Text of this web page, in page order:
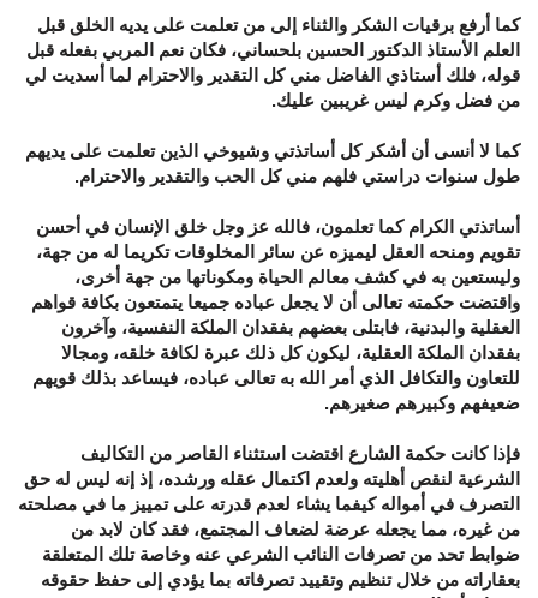
كما أرفع برقيات الشكر والثناء إلى من تعلمت على يديه الخلق قبل
العلم الأستاذ الدكتور الحسين بلحساني، فكان نعم المربي بفعله قبل
قوله، فلك أستاذي الفاضل مني كل التقدير والاحترام لما أسديت لي
من فضل وكرم ليس غريبين عليك.
كما لا أنسى أن أشكر كل أساتذتي وشيوخي الذين تعلمت على يديهم
طول سنوات دراستي فلهم مني كل الحب والتقدير والاحترام.
أساتذتي الكرام كما تعلمون، فالله عز وجل خلق الإنسان في أحسن
تقويم ومنحه العقل ليميزه عن سائر المخلوقات تكريما له من جهة،
وليستعين به في كشف معالم الحياة ومكوناتها من جهة أخرى،
واقتضت حكمته تعالى أن لا يجعل عباده جميعا يتمتعون بكافة قواهم
العقلية والبدنية، فابتلى بعضهم بفقدان الملكة النفسية، وآخرون
بفقدان الملكة العقلية، ليكون كل ذلك عبرة لكافة خلقه، ومجالا
للتعاون والتكافل الذي أمر الله به تعالى عباده، فيساعد بذلك قويهم
ضعيفهم وكبيرهم صغيرهم.
فإذا كانت حكمة الشارع اقتضت استثناء القاصر من التكاليف
الشرعية لنقص أهليته ولعدم اكتمال عقله ورشده، إذ إنه ليس له حق
التصرف في أمواله كيفما يشاء لعدم قدرته على تمييز ما في مصلحته
من غيره، مما يجعله عرضة لضعاف المجتمع، فقد كان لابد من
ضوابط تحد من تصرفات النائب الشرعي عنه وخاصة تلك المتعلقة
بعقاراته من خلال تنظيم وتقييد تصرفاته بما يؤدي إلى حفظ حقوقه